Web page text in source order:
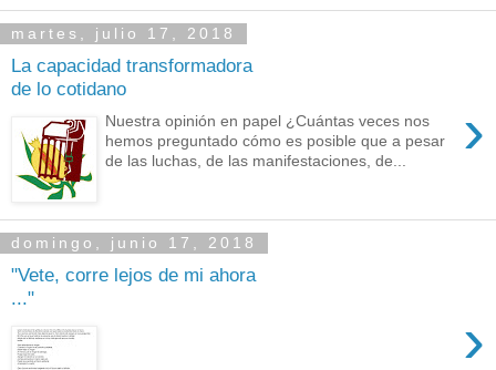
martes, julio 17, 2018
La capacidad transformadora
de lo cotidano
›
Nuestra opinión en papel ¿Cuántas veces nos
hemos preguntado cómo es posible que a pesar
de las luchas, de las manifestaciones, de...
domingo, junio 17, 2018
"Vete, corre lejos de mi ahora
..."
›